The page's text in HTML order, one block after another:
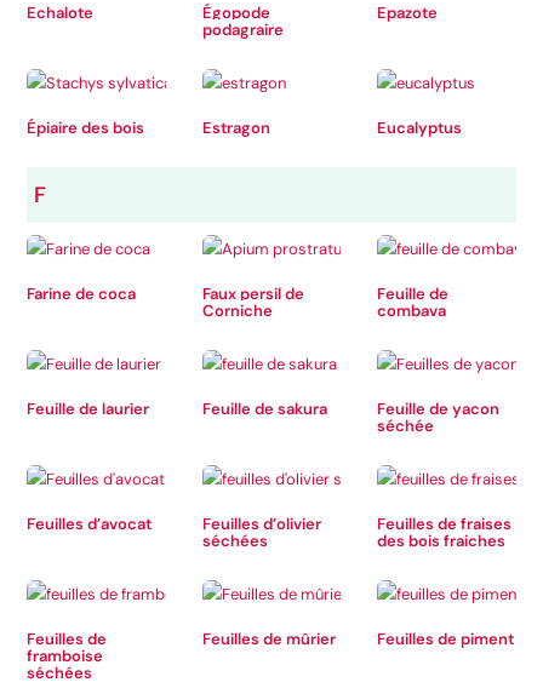
Echalote
Égopode
podagraire
Epazote
Épiaire des bois Estragon Eucalyptus
F
Farine de coca
Faux persil de
Corniche
Feuille de
combava
Feuille de laurier Feuille de sakura
Feuille de yacon
séchée
Feuilles d’avocat
Feuilles d’olivier
séchées
Feuilles de fraises
des bois fraiches
Feuilles de
framboise
séchées
Feuilles de mûrier Feuilles de piment